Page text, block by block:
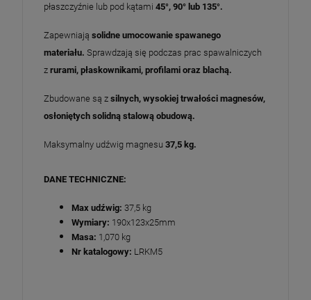
płaszczyźnie lub pod kątami 45°, 90° lub 135°.
Zapewniają solidne umocowanie spawanego
materiału. Sprawdzają się podczas prac spawalniczych
z rurami, płaskownikami, profilami oraz blachą.
Zbudowane są z silnych, wysokiej trwałości magnesów,
osłoniętych solidną stalową obudową.
Maksymalny udźwig magnesu 37,5 kg.
DANE TECHNICZNE:
Max udźwig: 37,5 kg
Wymiary: 190x123x25mm
Masa: 1,070 kg
Nr katalogowy: LRKM5